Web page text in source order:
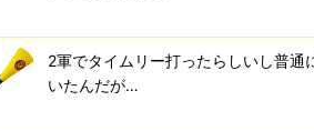
2軍でタイムリー打ったらしいし普通
いたんだが…